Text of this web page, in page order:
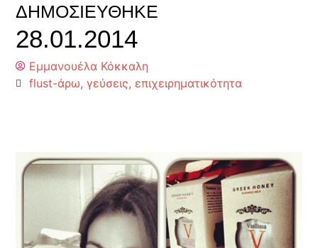
ΔΗΜΟΣΙΕΎΘΗΚΕ
28.01.2014
Εμμανουέλα Κόκκαλη
flust-άρω,γεύσεις, επιχειρηματικότητα